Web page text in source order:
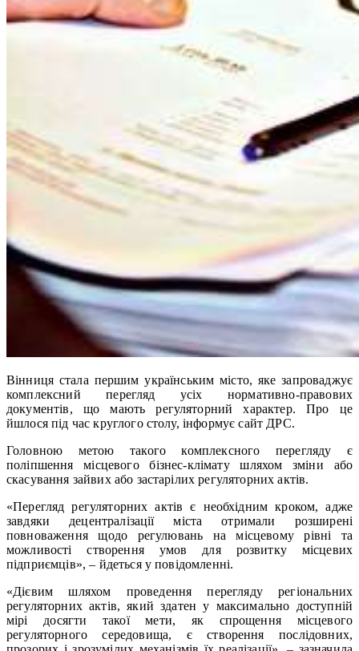
Вінниця стала першим українським місто, яке запроваджує
комплексний перегляд усіх нормативно-правових
документів, що мають регуляторний характер. Про це
йшлося під час круглого столу, інформує сайт ДРС.
Головною метою такого комплексного перегляду є
поліпшення місцевого бізнес-клімату шляхом зміни або
скасування зайвих або застарілих регуляторних актів.
«Перегляд регуляторних актів є необхідним кроком, адже
завдяки децентралізації міста отримали розширені
повноваження щодо регулювань на місцевому рівні та
можливості створення умов для розвитку місцевих
підприємців», – йдеться у повідомленні.
«Дієвим шляхом проведення перегляду регіональних
регуляторних актів, який здатен у максимально доступній
мірі досягти такої мети, як спрощення місцевого
регуляторного середовища, є створення послідовних,